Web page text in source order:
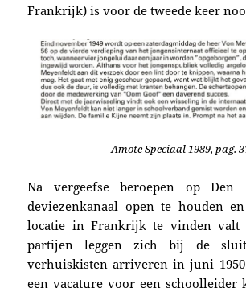
Frankrijk) is voor de tweede keer
Amote Speciaal 1989, pag.
Na vergeefse beroepen op Den
deviezenkanaal open te houden
locatie in Frankrijk te vinden valt
partijen leggen zich bij de
verhuiskisten arriveren in juni
een vacature voor een schoolleider